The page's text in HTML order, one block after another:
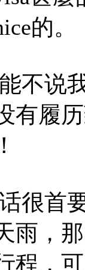
的。
不说
有履
很首
雨，
程，